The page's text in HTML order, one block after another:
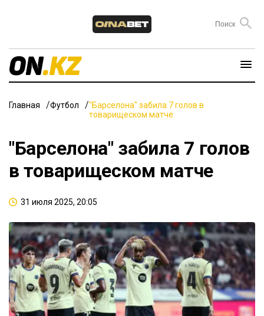
Главная Футбол
"Барселона" забила 7 голов в
товарищеском матче
"Барселона" забила 7 голов
в товарищеском матче
31 июля 2025, 20:05